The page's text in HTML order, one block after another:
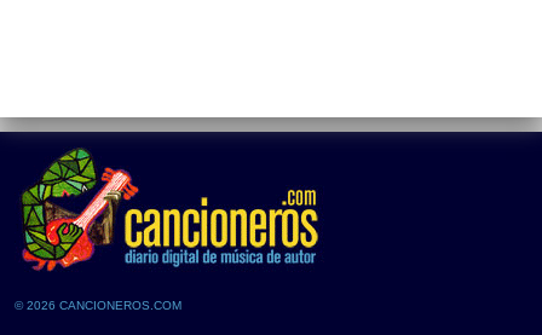
© 2026 CANCIONEROS.COM